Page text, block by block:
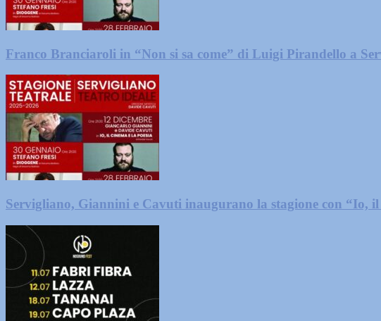
Franco Branciaroli in “Non si sa come” di Luigi Pirandello a
Servigliano, Giannini e Cavuti inaugurano la stagione con “Io, il